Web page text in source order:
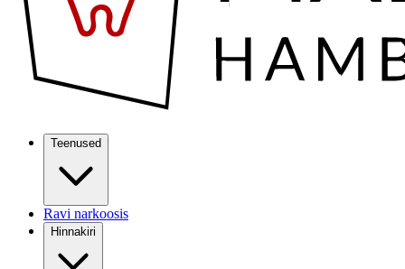
Teenused
Ravi narkoosis
Hinnakiri